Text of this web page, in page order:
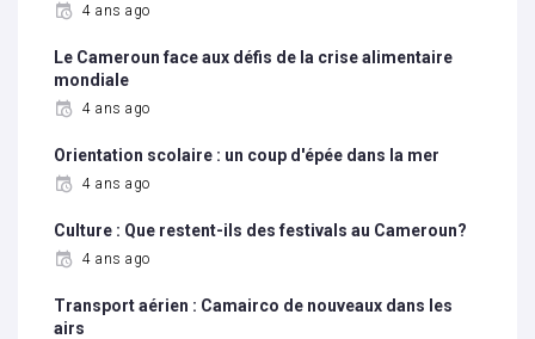
4 ans ago
Le Cameroun face aux défis de la crise alimentaire
mondiale
4 ans ago
Orientation scolaire : un coup d'épée dans la mer
4 ans ago
Culture : Que restent-ils des festivals au Cameroun?
4 ans ago
Transport aérien : Camairco de nouveaux dans les
airs